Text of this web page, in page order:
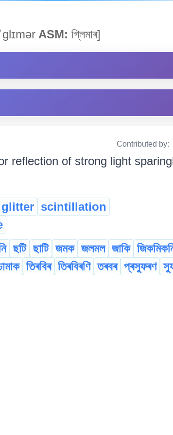
ˈglɪmər ASM: গ্লিমাৰ]
Contributed by:
reflection of strong light
glitter scintillation
ছটি ছাটি জমক জলমল জাকি
তিৰবিৰ তিৰবিৰণি তৰবৰ প্ৰস্ফুৰণ